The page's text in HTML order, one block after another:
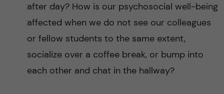
after day? How is our psychosocial well-being
affected when we do not see our colleagues
or fellow students to the same extent,
socialize over a coffee break, or bump into
each other and chat in the hallway?